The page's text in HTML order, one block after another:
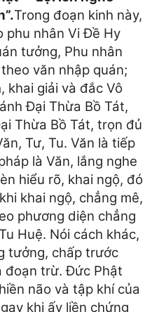
Trong đoạn kinh này,
phu nhân Vi Đề Hy
tưởng, Phu nhân
văn nhập quán;
khai giải và đắc Vô
Đại Thừa Bồ Tát,
Thừa Bồ Tát, trọn đủ
Tư, Tu. Văn là tiếp
là Văn, lắng nghe
hiểu rõ, khai ngộ, đó
khai ngộ, chẳng mê,
phương diện chẳng
Huệ. Nói cách khác,
tưởng, chấp trước
đoạn trừ. Đức Phật
não và tập khí của
khi ấy liền chứng